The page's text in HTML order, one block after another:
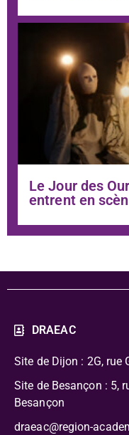
Le Jour des
entrent en
DRAEAC
Site de Dijon : 2G, rue
Site de Besançon : 5,
Besançon
draeac@region-